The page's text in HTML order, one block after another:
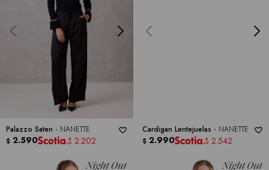
Palazzo Saten - NANETTE
$ 2.590 $ 2.202
Cardigan Lentejuelas - NANETTE
$ 2.990 $ 2.542